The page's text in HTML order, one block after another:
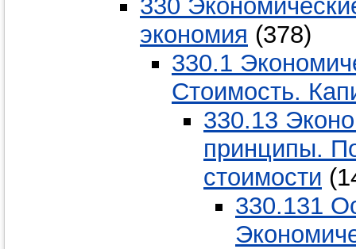
330
экономия (378)
330.1
Стоимость.
330.13
принципы.
стоимости
330.131